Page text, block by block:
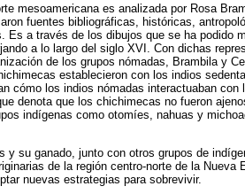
mesoamericana es analizada por Rosa
fuentes bibliográficas, históricas,
Es a través de los dibujos que se ha podido
a lo largo del siglo XVI. Con dichas
de los grupos nómadas, Brambila y
establecieron con los indios
cómo los indios nómadas interactuaban
denota que los chichimecas no fueron
indígenas como otomíes, nahuas y
y su ganado, junto con otros grupos de
de la región centro-norte de la
nuevas estrategias para sobrevivir.